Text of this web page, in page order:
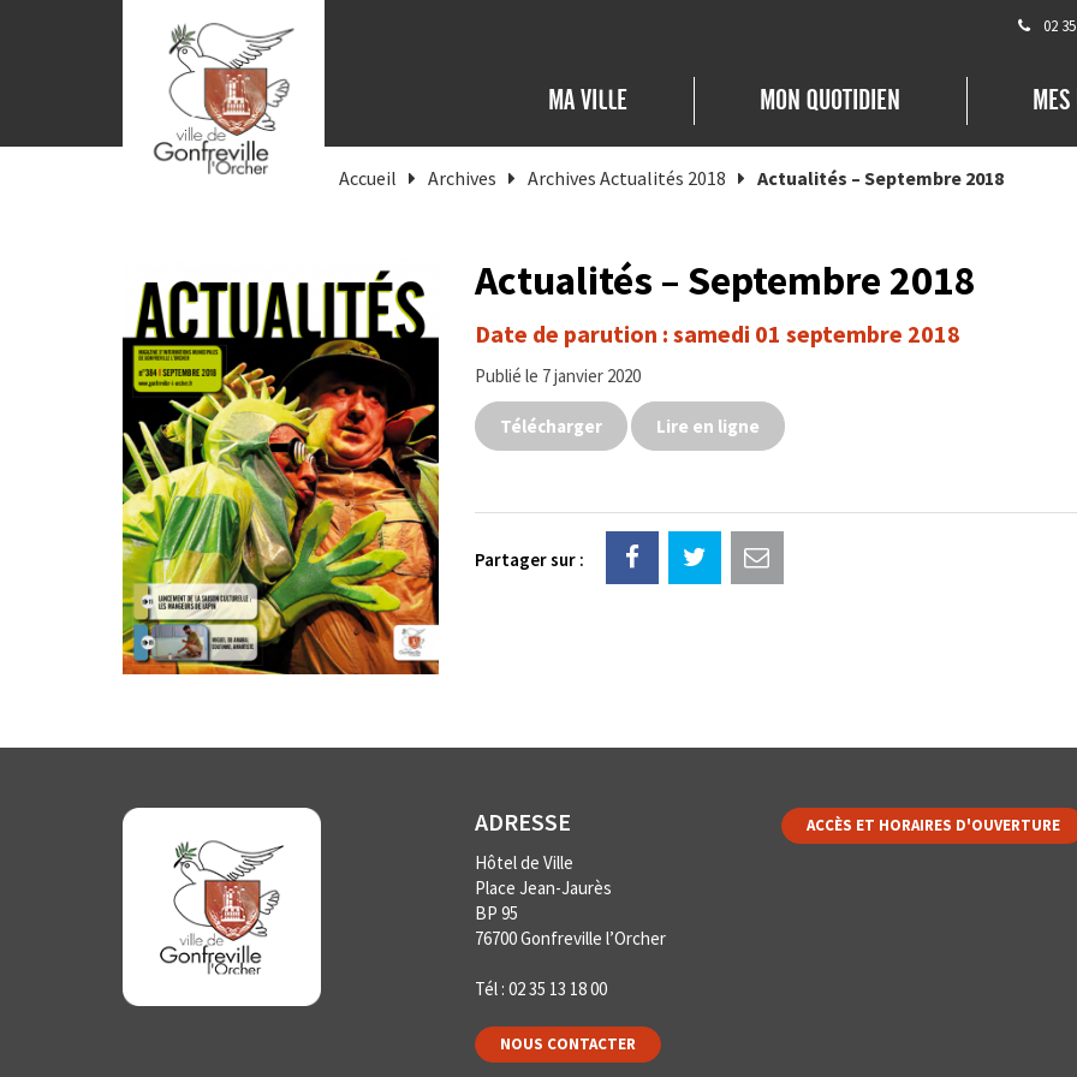
02
MA VILLE MON QUOTIDIEN
Accueil Archives Archives Actualités 2018 Actualités – Septembre 2018
Actualités – Septembre 2018
Date de parution : samedi 01 septembre 2018
Publié le 7 janvier 2020
Télécharger Lire en ligne
Partager sur :
ADRESSE
Hôtel de Ville
Place Jean-Jaurès
BP 95
76700 Gonfreville l’Orcher
Tél : 02 35 13 18 00
NOUS CONTACTER
ACCÈS ET HORAIRES D'OUVERTURE